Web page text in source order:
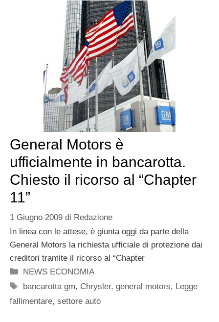
General Motors è
ufficialmente in bancarotta.
Chiesto il ricorso al “Chapter
11”
1 Giugno 2009 di Redazione
In linea con le attese, è giunta oggi da parte della
General Motors la richiesta ufficiale di protezione dai
creditori tramite il ricorso al “Chapter
Categorie
NEWS ECONOMIA
Tag
bancarotta gm, Chrysler,general motors, Legge
fallimentare, settore auto